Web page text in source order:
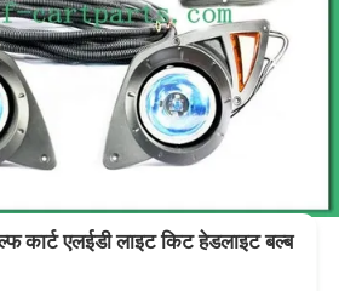
कार्ट एलईडी लाइट किट हेडलाइट बल्ब